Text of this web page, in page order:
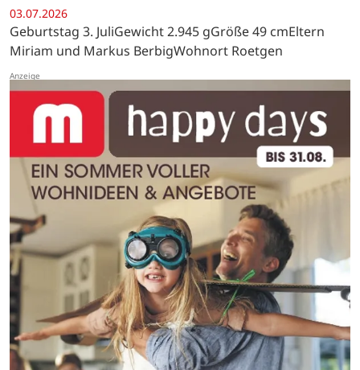
03.07.2026
Geburtstag 3. JuliGewicht 2.945 gGröße 49 cmEltern
Miriam und Markus BerbigWohnort Roetgen